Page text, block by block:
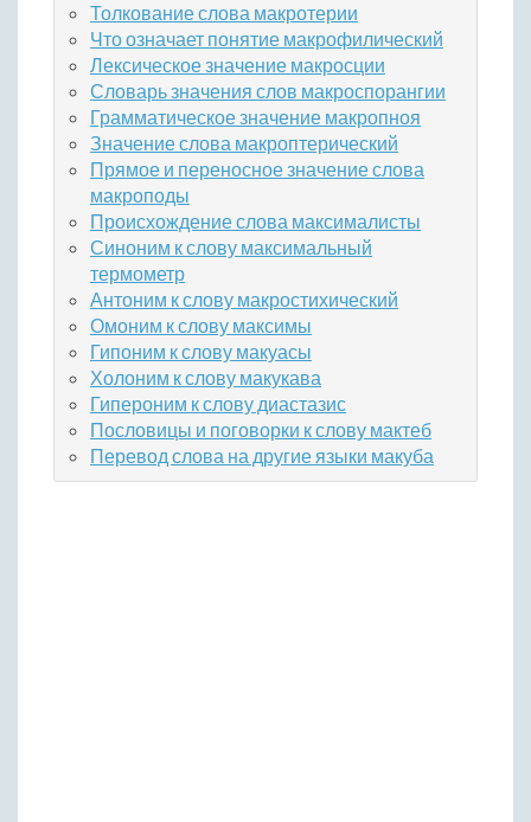
Толкование слова макротерии
Что означает понятие макрофилический
Лексическое значение макросции
Словарь значения слов макроспорангии
Грамматическое значение макропноя
Значение слова макроптерический
Прямое и переносное значение слова
макроподы
Происхождение слова максималисты
Синоним к слову максимальный
термометр
Антоним к слову макростихический
Омоним к слову максимы
Гипоним к слову макуасы
Холоним к слову макукава
Гипероним к слову диастазис
Пословицы и поговорки к слову мактеб
Перевод слова на другие языки макуба